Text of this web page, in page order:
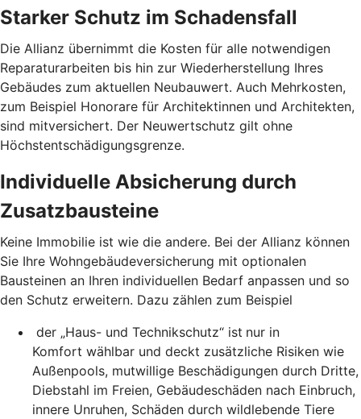
Starker Schutz im Schadensfall
Die Allianz übernimmt die Kosten für alle notwendigen
Reparaturarbeiten bis hin zur Wiederherstellung Ihres
Gebäudes zum aktuellen Neubauwert. Auch Mehrkosten,
zum Beispiel Honorare für Architektinnen und Architekten,
sind mitversichert. Der Neuwertschutz gilt ohne
Höchstentschädigungsgrenze.
Individuelle Absicherung durch
Zusatzbausteine
Keine Immobilie ist wie die andere. Bei der Allianz können
Sie Ihre Wohngebäudeversicherung mit optionalen
Bausteinen an Ihren individuellen Bedarf anpassen und so
den Schutz erweitern. Dazu zählen zum Beispiel
der „Haus- und Technikschutz“ ist nur in
Komfort wählbar und deckt zusätzliche Risiken wie
Außenpools, mutwillige Beschädigungen durch Dritte,
Diebstahl im Freien, Gebäudeschäden nach Einbruch,
innere Unruhen, Schäden durch wildlebende Tiere